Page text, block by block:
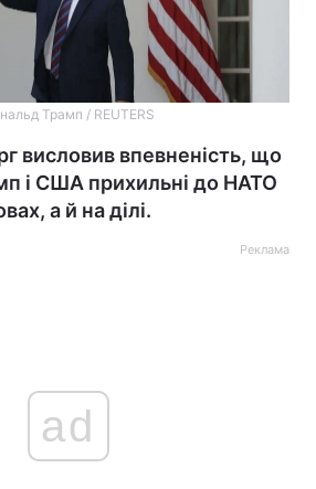
Трамп / REUTERS
висловив впевненість, що
і США прихильні до НАТО
а й на ділі.
Реклама
ad